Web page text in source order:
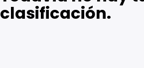
clasificación.